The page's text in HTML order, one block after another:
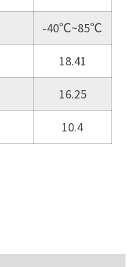
-40℃~85℃
18.41
16.25
10.4